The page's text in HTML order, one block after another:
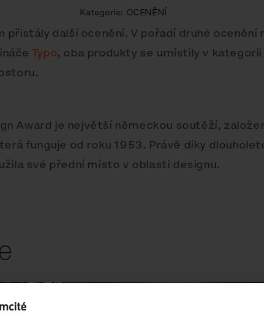
Kategorie: OCENĚNÍ
přistály další ocenění. V pořadí druhé ocenění
Typo, oba produkty se umístily v
Award je největší německou soutěží,
funguje od roku 1953. Právě díky
své přední místo v oblasti designu.